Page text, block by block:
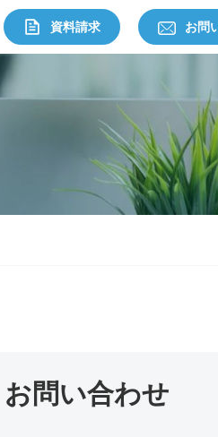
資料請求 お問
お問い合わせ